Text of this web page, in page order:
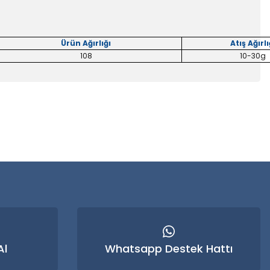
Ürün Ağırlığı
Atış
108 10-30g
Whatsapp Destek Hattı